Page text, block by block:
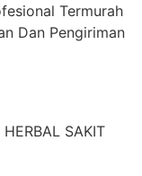
Termurah
Dan Pengiriman
SAKIT